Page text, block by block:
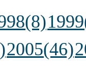
2005(46)